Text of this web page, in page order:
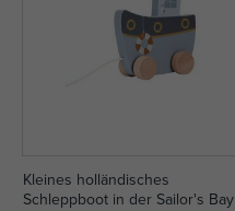
Kleines holländisches
Schleppboot in der Sailor's Bay